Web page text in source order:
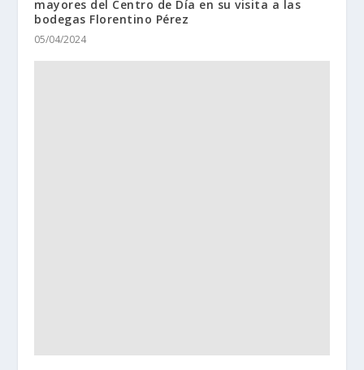
mayores del Centro de Día en su visita a las
bodegas Florentino Pérez
05/04/2024